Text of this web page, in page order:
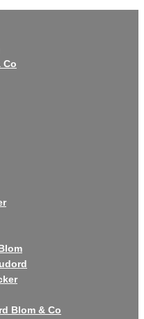
Co
Blom & Co